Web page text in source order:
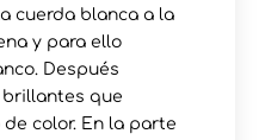
cuerda blanca a la
y para ello
Después
que
color. En la parte